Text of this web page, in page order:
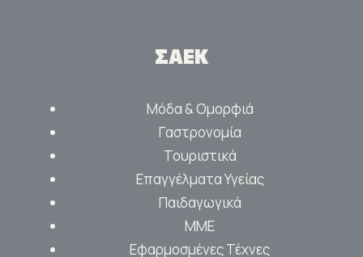
ΣΑΕΚ
Μόδα & Ομορφιά
Γαστρονομία
Τουριστικά
Επαγγέλματα Υγείας
Παιδαγωγικά
ΜΜΕ
Εφαρμοσμένες Τέχνες